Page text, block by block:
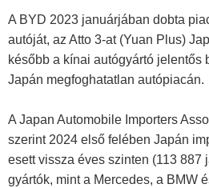
A BYD 2023 januárjában dobta
autóját, az Atto 3-at (Yuan Plus)
később a kínai autógyártó jelentős
Japán megfoghatatlan autópiacán.
A Japan Automobile Importers
szerint 2024 első felében Japán
esett vissza éves szinten (113 887
gyártók, mint a Mercedes, a BMW